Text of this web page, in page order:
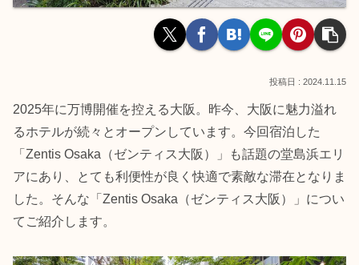
2024.11.15
2025年に万博開催を控える大阪。昨今、大阪に魅力溢れ
るホテルが続々とオープンしています。今回宿泊した
「Zentis Osaka（ゼンティス大阪）」も話題の堂島浜エリ
アにあり、とても利便性が良く快適で素敵な滞在となりま
した。そんな「Zentis Osaka（ゼンティス大阪）」につい
てご紹介します。